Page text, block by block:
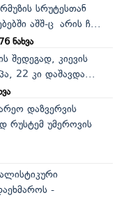
სრუტესთან
აშშ-ც არის ჩ...
ნახვა
შედეგად, კიევის
22 კი დაშავდა...
დაზვერვის
რუსტემ უმეროვის
-